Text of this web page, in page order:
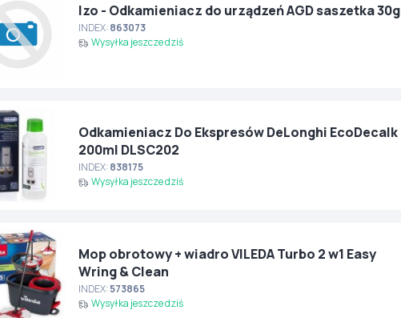
Izo - Odkamieniacz do urządzeń AGD saszetka 30g
INDEX:863073
Wysyłka jeszcze dziś
Odkamieniacz Do Ekspresów DeLonghi EcoDecalk
200ml DLSC202
INDEX:838175
Wysyłka jeszcze dziś
Mop obrotowy + wiadro VILEDA Turbo 2 w1 Easy
Wring & Clean
INDEX:573865
Wysyłka jeszcze dziś